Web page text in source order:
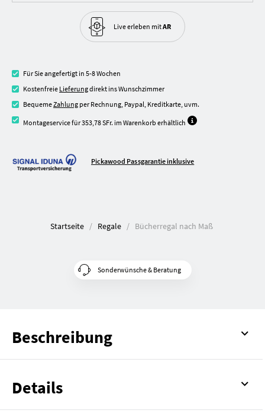
Live erleben mitAR
Für Sie angefertigt in 5-8 Wochen
Kostenfreie Lieferungdirekt ins Wunschzimmer
BequemeZahlung per Rechnung, Paypal, Kreditkarte, uvm.
Montageservice für 353,78 SFr. im Warenkorb erhältlich
Pickawood Passgarantie inklusive
Startseite Regale Bücherregal nach Maß
Sonderwünsche & Beratung
Beschreibung
Details